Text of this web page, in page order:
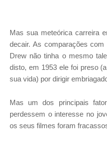
Mas sua meteórica carreira
decair. As comparações
Drew não tinha o mesmo
disto, em 1953 ele foi preso
sua vida) por dirigir
Mas um dos principais
perdessem o interesse no
os seus filmes foram